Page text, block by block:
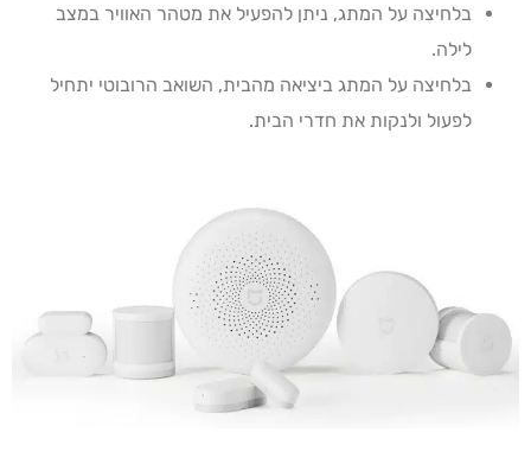
בלחיצה על המתג, ניתן להפעיל את מטהר האוויר במצב
לילה.
בלחיצה על המתג ביציאה מהבית, השואב הרובוטי יתחיל
לפעול ולנקות את חדרי הבית.